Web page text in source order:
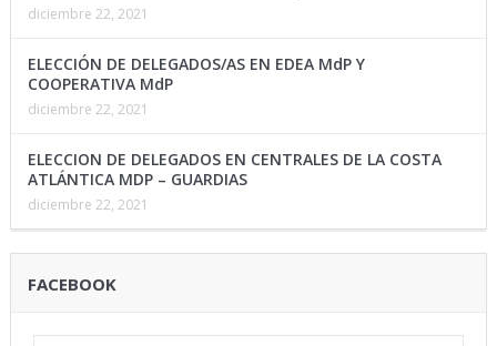
diciembre 22, 2021
ELECCIÓN DE DELEGADOS/AS EN EDEA MdP Y
COOPERATIVA MdP
diciembre 22, 2021
ELECCION DE DELEGADOS EN CENTRALES DE LA COSTA
ATLÁNTICA MDP – GUARDIAS
diciembre 22, 2021
FACEBOOK